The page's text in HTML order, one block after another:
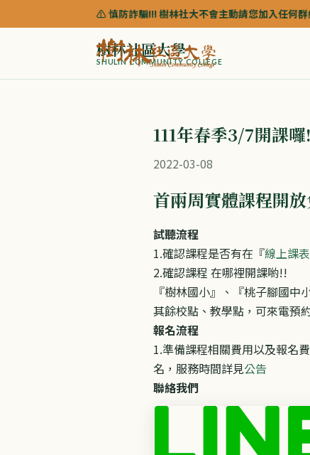
⚠️ 慎防詐騙!!! 樹林社大不會主動請您加入任何群組來協助
樹林社區大學
SHULIN COMMUNITY COLLEGE
111年春季3/7開課囉!
2022-03-08
首兩周實體課程開
試聽流程
1.確認課程是否有在『線上課表
2.確認課程 在哪裡開課喲!!
『樹林國小』、『桃子腳國
其餘校點、教學點，可來電預
報名流程
1.準備課程相關費用以及報名
名，服務時間詳見公告
聯絡我們